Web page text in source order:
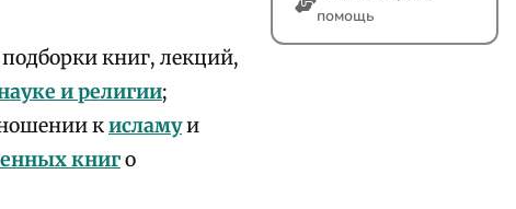
книг, лекций,
и религии;
кисламуи
книго
помощь